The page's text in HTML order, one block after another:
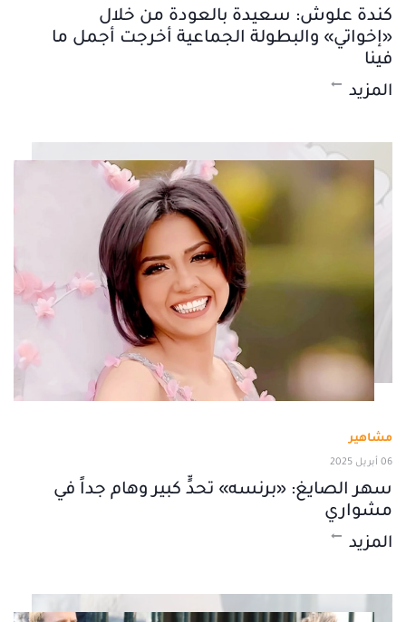
كندة علوش: سعيدة بالعودة من خلال
«إخواتي» والبطولة الجماعية أخرجت أجمل ما
فينا
المزيد
مشاهير
06 أبريل 2025
سهر الصايغ: «برنسه» تحدٍّ كبير وهام جداً في
مشواري
المزيد